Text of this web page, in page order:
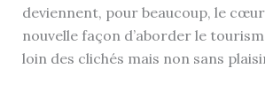
deviennent, pour beaucoup, le
nouvelle façon d’aborder le
loin des clichés mais non sans